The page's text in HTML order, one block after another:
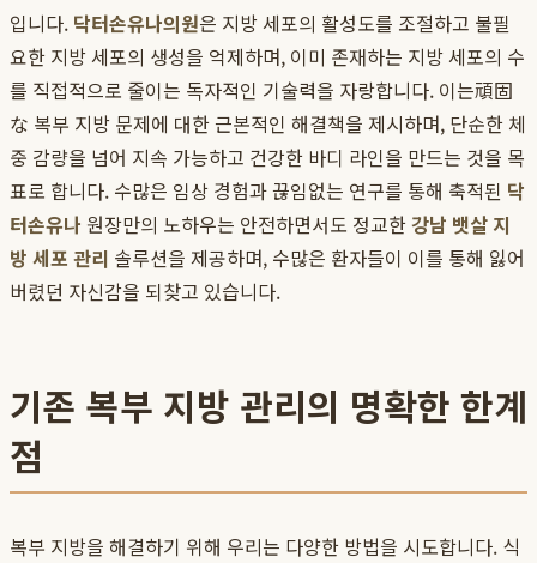
입니다. 닥터손유나의원은 지방 세포의 활성도를 조절하고 불필
요한 지방 세포의 생성을 억제하며, 이미 존재하는 지방 세포의 수
를 직접적으로 줄이는 독자적인 기술력을 자랑합니다. 이는頑固
な 복부 지방 문제에 대한 근본적인 해결책을 제시하며, 단순한 체
중 감량을 넘어 지속 가능하고 건강한 바디 라인을 만드는 것을 목
표로 합니다. 수많은 임상 경험과 끊임없는 연구를 통해 축적된 닥
터손유나 원장만의 노하우는 안전하면서도 정교한 강남 뱃살 지
방 세포 관리 솔루션을 제공하며, 수많은 환자들이 이를 통해 잃어
버렸던 자신감을 되찾고 있습니다.
기존 복부 지방 관리의 명확한 한계
점
복부 지방을 해결하기 위해 우리는 다양한 방법을 시도합니다. 식